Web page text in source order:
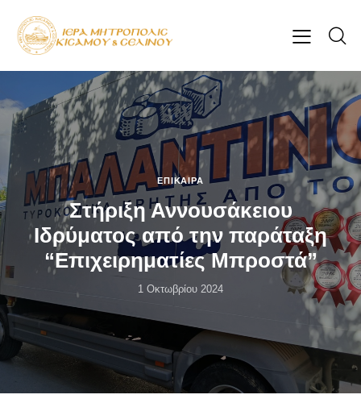
ΕΠΊΚΑΙΡΑ
Στήριξη Αννουσάκειου
Ιδρύματος από την παράταξη
“Επιχειρηματίες Μπροστά”
1 Οκτωβρίου 2024